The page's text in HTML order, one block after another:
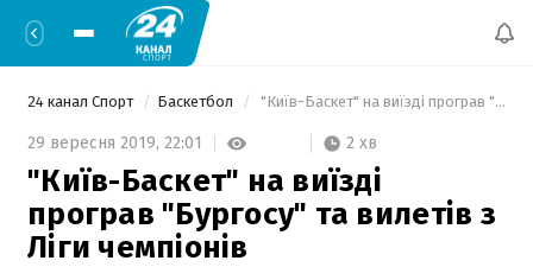
24 канал Спорт Баскетбол "Київ-Баскет" на виїзді програв "Бургосу" та вилетів з Ліги чемпіонів
29 вересня 2019, 22:01 2 хв
"Київ-Баскет" на виїзді
програв "Бургосу" та вилетів з
Ліги чемпіонів